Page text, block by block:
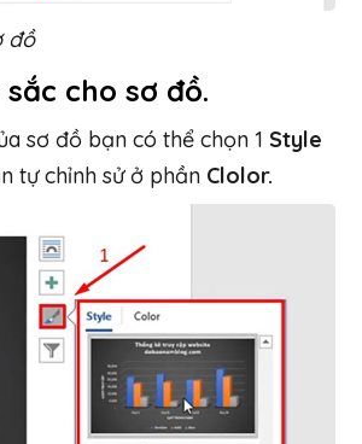
đồ
cho sơ đồ.
sơ đồ bạn có thể chọn 1 Style
tự chỉnh sử ở phần Clolor.